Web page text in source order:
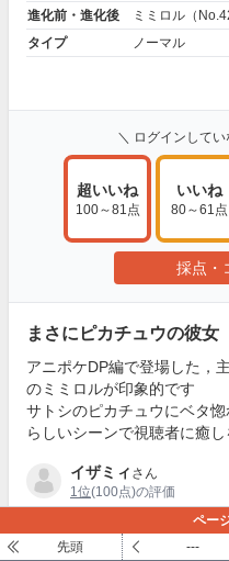
進化前・進化後
ミミロル（
タイプ
ノーマル
＼ ログインして
超いいね
100～81点
いいね
80～61点
採点・
まさにピカチュウの彼女
アニポケDP編で登場した，
のミミロルが印象的です
サトシのピカチュウにベタ
らしいシーンで視聴者に癒
イザミィ さん
1位(100点)の評価
尊い
ペー
先頭
---